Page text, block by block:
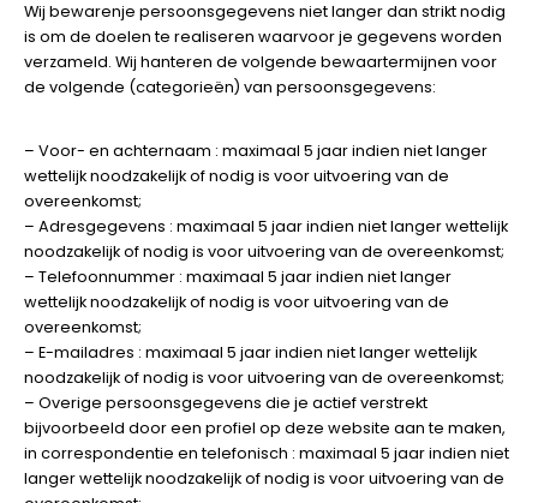
Wij bewarenje persoonsgegevens niet langer dan strikt nodig
is om de doelen te realiseren waarvoor je gegevens worden
verzameld. Wij hanteren de volgende bewaartermijnen voor
de volgende (categorieën) van persoonsgegevens:
– Voor- en achternaam : maximaal 5 jaar indien niet langer
wettelijk noodzakelijk of nodig is voor uitvoering van de
overeenkomst;
– Adresgegevens : maximaal 5 jaar indien niet langer wettelijk
noodzakelijk of nodig is voor uitvoering van de overeenkomst;
– Telefoonnummer : maximaal 5 jaar indien niet langer
wettelijk noodzakelijk of nodig is voor uitvoering van de
overeenkomst;
– E-mailadres : maximaal 5 jaar indien niet langer wettelijk
noodzakelijk of nodig is voor uitvoering van de overeenkomst;
– Overige persoonsgegevens die je actief verstrekt
bijvoorbeeld door een profiel op deze website aan te maken,
in correspondentie en telefonisch : maximaal 5 jaar indien niet
langer wettelijk noodzakelijk of nodig is voor uitvoering van de